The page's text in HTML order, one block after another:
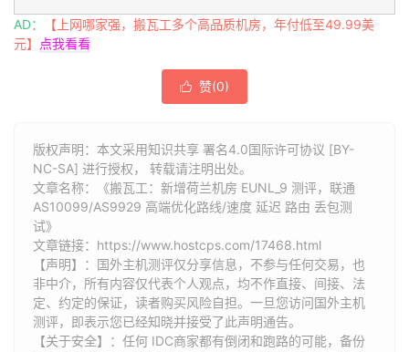
AD：
【上网哪家强，搬瓦工多个高品质机房，年付低至49.99美
元】
点我看看
 赞(0)
版权声明：本文采用知识共享 署名4.0国际许可协议 [BY-
NC-SA] 进行授权， 转载请注明出处。
文章名称：《搬瓦工：新增荷兰机房 EUNL_9 测评，联通
AS10099/AS9929 高端优化路线/速度 延迟 路由 丢包测
试》
文章链接： https://www.hostcps.com/17468.html
【声明】：国外主机测评仅分享信息，不参与任何交易，也
非中介，所有内容仅代表个人观点，均不作直接、间接、法
定、约定的保证，读者购买风险自担。一旦您访问国外主机
测评，即表示您已经知晓并接受了此声明通告。
【关于安全】：任何 IDC商家都有倒闭和跑路的可能，备份